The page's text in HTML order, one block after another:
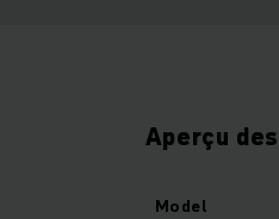
Aperçu
Model